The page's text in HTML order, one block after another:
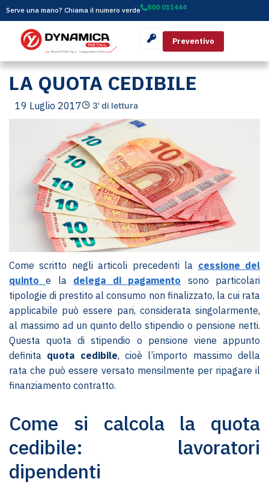
Serve una mano? Chiama il numero verde 800 011444
Preventivo
LA QUOTA CEDIBILE
19 Luglio 2017 3' di lettura
Come scritto negli articoli precedenti la cessione del
quinto
e la delega di pagamento sono particolari
tipologie di prestito al consumo non finalizzato, la cui rata
applicabile può essere pari, considerata singolarmente,
al massimo ad un quinto dello stipendio o pensione netti.
Questa quota di stipendio o pensione viene appunto
definita quota cedibile, cioè l’importo massimo della
rata che può essere versato mensilmente per ripagare il
finanziamento contratto.
Come si calcola la quota
cedibile: lavoratori
dipendenti